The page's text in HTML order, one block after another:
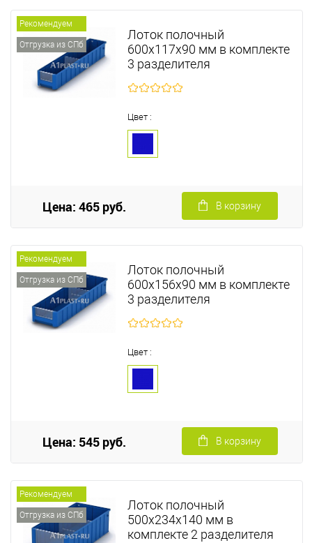
Рекомендуем
Отгрузка из СПб
Лоток полочный
600х117х90 мм в комплекте
3 разделителя
Цвет :
Цена: 465 руб. В корзину
Рекомендуем
Отгрузка из СПб
Лоток полочный
600х156х90 мм в комплекте
3 разделителя
Цвет :
Цена: 545 руб. В корзину
Рекомендуем
Отгрузка из СПб
Лоток полочный
500х234х140 мм в
комплекте 2 разделителя